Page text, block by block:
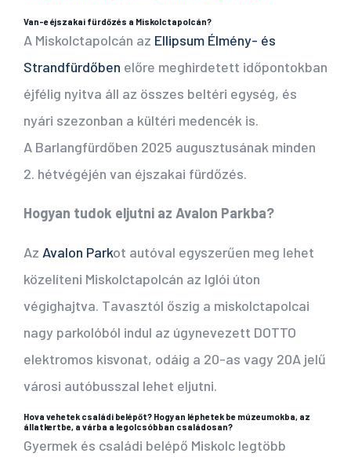
Van-e éjszakai fürdőzés a Miskolctapolcán?
A Miskolctapolcán az Ellipsum Élmény- és
Strandfürdőben előre meghirdetett időpontokban
éjfélig nyitva áll az összes beltéri egység, és
nyári szezonban a kültéri medencék is.
A Barlangfürdőben 2025 augusztusának minden
2. hétvégéjén van éjszakai fürdőzés.
Hogyan tudok eljutni az Avalon Parkba?
Az Avalon Parkot autóval egyszerűen meg lehet
közelíteni Miskolctapolcán az Iglói úton
végighajtva. Tavasztól őszig a miskolctapolcai
nagy parkolóból indul az úgynevezett DOTTO
elektromos kisvonat, odáig a 20-as vagy 20A jelű
városi autóbusszal lehet eljutni.
Hova vehetek családi belépőt? Hogyan léphetek be múzeumokba, az
állatkertbe, a várba a legolcsóbban családosan?
Gyermek és családi belépő Miskolc legtöbb